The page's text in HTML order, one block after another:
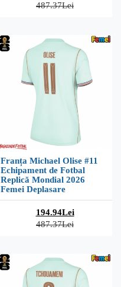
487.37Lei
Franța Michael Olise #11
Echipament de Fotbal
Replică Mondial 2026
Femei Deplasare
194.94Lei
487.37Lei